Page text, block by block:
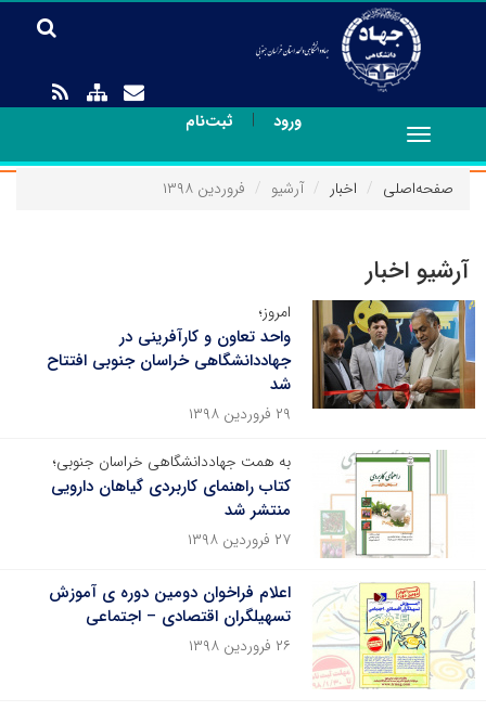
ورود | ثبت‌نام
Toggle
navigation
صفحه‌اصلی
اخبار آرشیو فروردین ۱۳۹۸
آرشیو اخبار
امروز؛
واحد تعاون و کارآفرینی در
جهاددانشگاهی خراسان جنوبی افتتاح
شد
۲۹ فروردین ۱۳۹۸
به همت جهاددانشگاهی خراسان جنوبی؛
کتاب راهنمای کاربردی گیاهان دارویی
منتشر شد
۲۷ فروردین ۱۳۹۸
اعلام فراخوان دومین دوره ی آموزش
تسهیلگران اقتصادی – اجتماعی
۲۶ فروردین ۱۳۹۸